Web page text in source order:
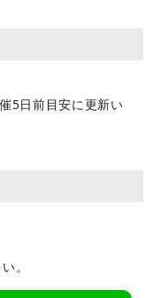
5日前目安に更新い
。